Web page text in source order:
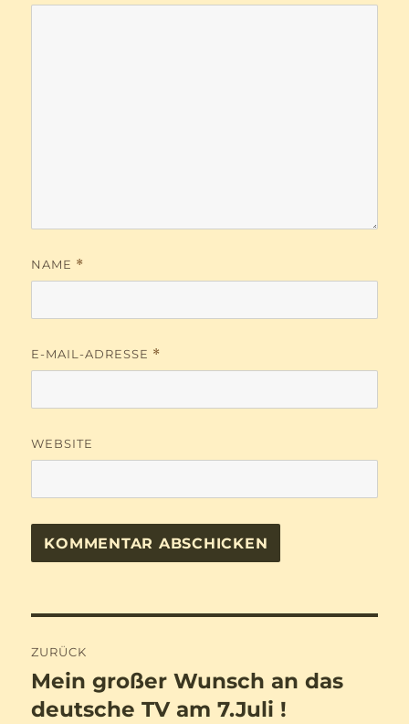
NAME *
E-MAIL-ADRESSE *
WEBSITE
ZURÜCK
Vorheriger
Beitrag:
Mein großer Wunsch an das
deutsche TV am 7.Juli !